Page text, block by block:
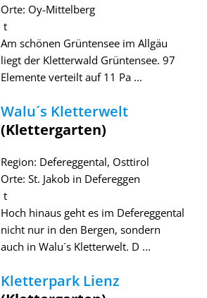
Orte: Oy-Mittelberg
t
Am schönen Grüntensee im Allgäu
liegt der Kletterwald Grüntensee. 97
Elemente verteilt auf 11 Pa ...
Walu´s Kletterwelt
(Klettergarten)
Region: Defereggental, Osttirol
Orte: St. Jakob in Defereggen
t
Hoch hinaus geht es im Defereggental
nicht nur in den Bergen, sondern
auch in Walu´s Kletterwelt. D ...
Kletterpark Lienz